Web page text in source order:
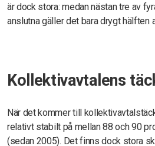
är dock stora: medan nästan tre av
anslutna gäller det bara drygt hälften
Kollektivavtalens
När det kommer till
relativt stabilt på mellan 88 och 90
(sedan 2005). Det finns dock stora